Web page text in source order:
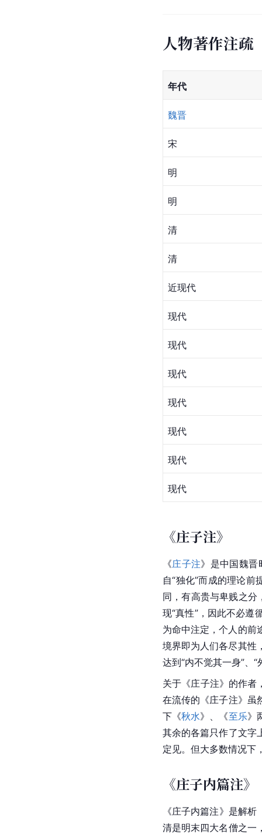
人物著作注疏
年代
魏晋
宋
明
明
清
清
近现代
现代
现代
现代
现代
现代
现代
现代
《庄子注》
《庄子注》是中国魏晋
自“独化”而成的理论
同，有高贵与卑贱之分
现“真性”，因此不必遵
为命中注定，个人的前
境界即为人们各尽其性
达到“内不觉其一身”、
关于《庄子注》的作者
在流传的《庄子注》虽
下《秋水》、《至乐》
其余的各篇只作了文字
定见。但大多数情况下
《庄子内篇注》
《庄子内篇注》是解析
清是明末四大名僧之一